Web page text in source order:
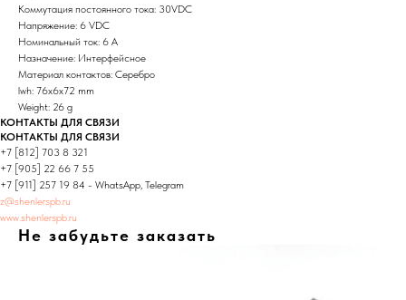
Коммутация постоянного тока: 30VDC
Напряжение: 6 VDC
Номинальный ток: 6 А
Назначение: Интерфейсное
Материал контактов: Серебро
lwh: 76x6x72 mm
Weight: 26 g
КОНТАКТЫ ДЛЯ СВЯЗИ
КОНТАКТЫ ДЛЯ СВЯЗИ
+7 [812] 703 8 321
+7 [905] 22 66 7 55
+7 [911] 257 19 84 - WhatsApp, Telegram
z@shenlerspb.ru
www.shenlerspb.ru
Не забудьте заказать